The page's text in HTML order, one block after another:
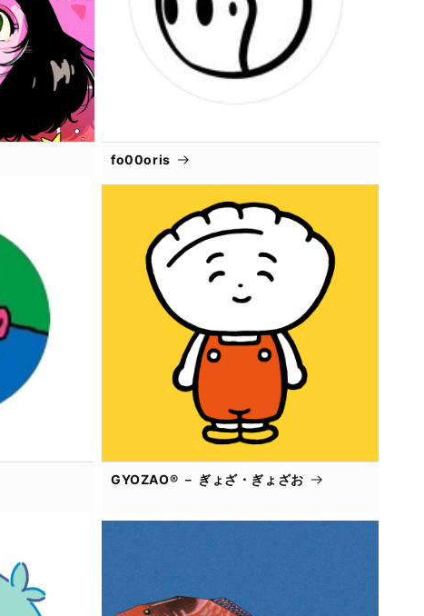
fo00oris
GYOZAO® － ぎょざ・ぎょざお